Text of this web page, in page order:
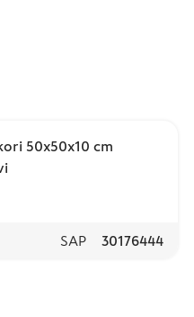
50x50x10 cm
SAP 30176444